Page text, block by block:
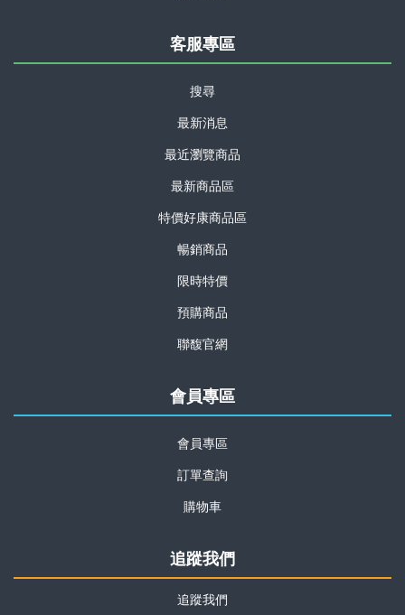
客服專區
搜尋
最新消息
最近瀏覽商品
最新商品區
特價好康商品區
暢銷商品
限時特價
預購商品
聯馥官網
會員專區
會員專區
訂單查詢
購物車
追蹤我們
追蹤我們